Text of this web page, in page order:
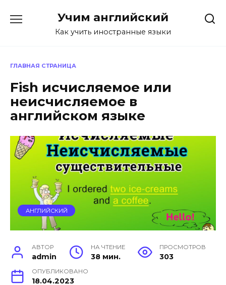
Учим английский
Как учить иностранные языки
ГЛАВНАЯ СТРАНИЦА
Fish исчисляемое или
неисчисляемое в
английском языке
АНГЛИЙСКИЙ
АВТОР
admin
НА ЧТЕНИЕ
38 мин.
ПРОСМОТРОВ
303
ОПУБЛИКОВАНО
18.04.2023